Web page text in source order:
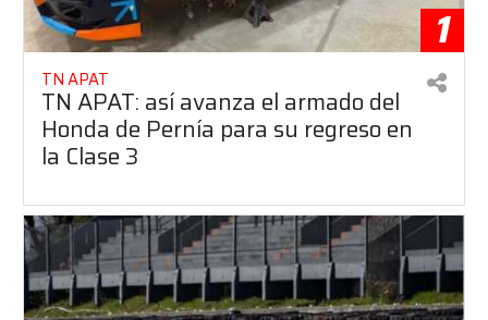
1
TN APAT
TN APAT: así avanza el armado del
Honda de Pernía para su regreso en
la Clase 3